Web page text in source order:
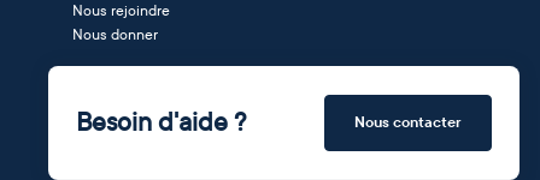
Nous rejoindre
Nous donner
Besoin d'aide ? Nous contacter